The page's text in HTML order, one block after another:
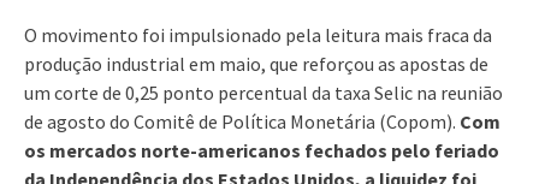
O movimento foi impulsionado pela leitura mais fraca da
produção industrial em maio, que reforçou as apostas de
um corte de 0,25 ponto percentual da taxa Selic na reunião
de agosto do Comitê de Política Monetária (Copom). Com
os mercados norte-americanos fechados pelo feriado
da Independência dos Estados Unidos, a liquidez foi